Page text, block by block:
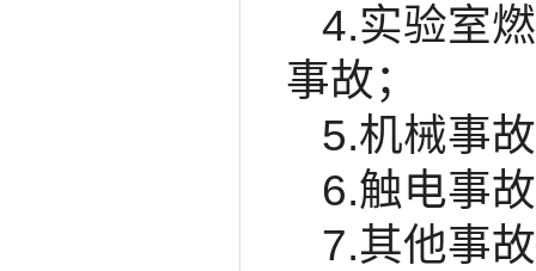
4.实验室
事故；
5.机械事
6.触电事
7.其他事